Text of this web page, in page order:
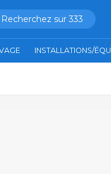
Recherchez sur 333
INSTALLATIONS/